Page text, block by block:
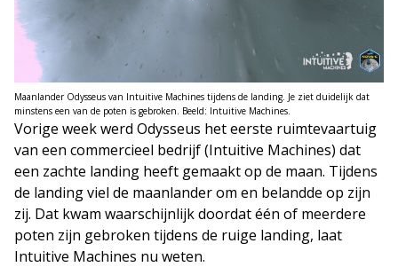
Maanlander Odysseus van Intuitive Machines tijdens de landing. Je ziet duidelijk dat
minstens een van de poten is gebroken. Beeld: Intuitive Machines.
Vorige week werd Odysseus het eerste ruimtevaartuig
van een commercieel bedrijf (Intuitive Machines) dat
een zachte landing heeft gemaakt op de maan. Tijdens
de landing viel de maanlander om en belandde op zijn
zij. Dat kwam waarschijnlijk doordat één of meerdere
poten zijn gebroken tijdens de ruige landing, laat
Intuitive Machines nu weten.